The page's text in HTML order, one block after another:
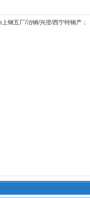
钢五厂/冶钢/兴澄/西宁特钢产；